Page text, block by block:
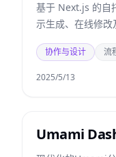
基于 Next.js 的自
示生成、在线修改
协作与设计 流
2025/5/13
Umami